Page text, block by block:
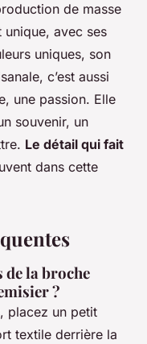
de masse
unique, avec ses
uniques, son
c’est aussi
une passion. Elle
souvenir, un
Le détail qui fait
dans cette
de la broche
?
placez un petit
textile derrière la